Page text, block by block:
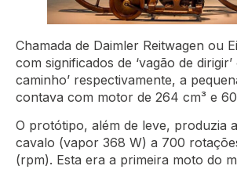
Chamada de Daimler Reitwagen ou
com significados de ‘vagão de
caminho’ respectivamente, a
contava com motor de 264 cm³ e
O protótipo, além de leve, produzia
cavalo (vapor 368 W) a 700
(rpm). Esta era a primeira moto do